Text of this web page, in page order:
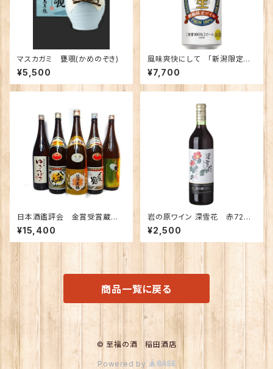
マスカガミ 甕覗(かめのぞき)
¥5,500
風味爽快にして 「新潟限定ビ
イル」500缶 1ケース【定期便】
¥7,700
日本酒鑑評会 金賞受賞蔵
新潟の地酒飲み比べセット180
0ｍｌ×5本 （越乃寒梅 八海
山 〆張鶴 ゆきつばき 越の
鶴）
¥15,400
岩の原ワイン 深雪花 赤720
ｍｌ
¥2,500
商品一覧に戻る
© 至福の酒 稲田酒店
Powered by